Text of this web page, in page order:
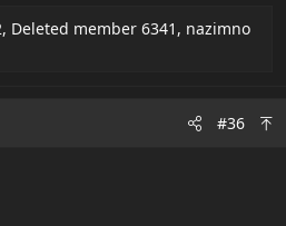
, Deleted member 6341 , nazimno
#36